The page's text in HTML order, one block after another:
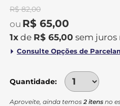
R$ 82,00
R$ 65,00
1x de R$ 65,00 sem juros
Quantidade
Aproveite, ainda temos 2 itens no